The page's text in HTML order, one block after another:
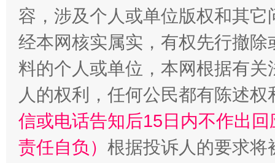
容，涉及个人或单位版权和其它
经本网核实属实，有权先行撤
料的个人或单位，本网根据有
人的权利，任何公民都有陈述
信或电话告知后15日内不作出
责任自负） 根据投诉人的要求将